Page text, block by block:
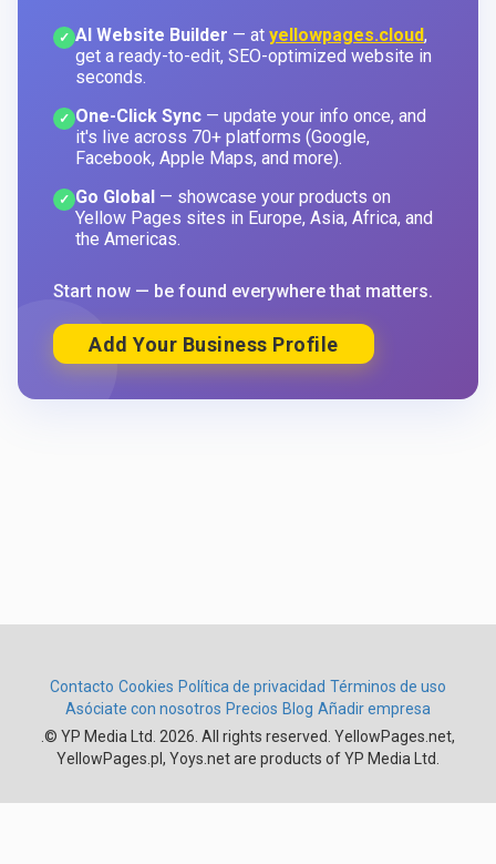
✓ AI Website Builder — at yellowpages.cloud,
get a ready-to-edit, SEO-optimized website in
seconds.
✓ One-Click Sync — update your info once, and
it's live across 70+ platforms (Google,
Facebook, Apple Maps, and more).
✓ Go Global — showcase your products on
Yellow Pages sites in Europe, Asia, Africa, and
the Americas.
Start now — be found everywhere that matters.
Add Your Business Profile
Contacto Cookies Política de privacidad Términos de uso
Asóciate con nosotros Precios Blog Añadir empresa
© YP Media Ltd. 2026. All rights reserved. YellowPages.net,
YellowPages.pl, Yoys.net are products of YP Media Ltd.